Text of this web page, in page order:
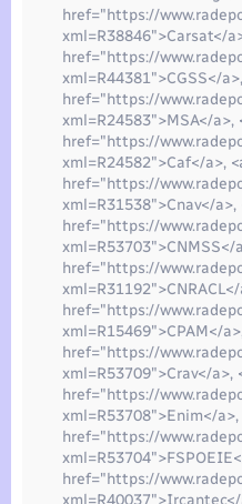
Transports
Voirie et espace public
href="https://
xml=R38846">Carsat</
href="https://
xml=R44381">CGSS</
href="https://
xml=R24583">MSA</a>,
href="https://
xml=R24582">Caf</a>,
href="https://
xml=R31538">Cnav</a>,
href="https://
xml=R53703">CNMSS</
href="https://
xml=R31192">CNRACL</
href="https://
xml=R15469">CPAM</
href="https://
xml=R53709">Crav</a>,
href="https://
xml=R53708">Enim</a>,
href="https://
href="https://